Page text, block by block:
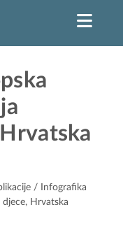
/ Infografika
Hrvatska